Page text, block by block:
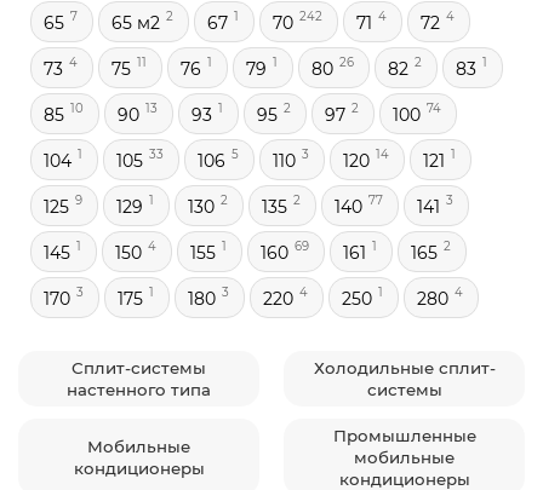
65 7 65 м2 2 67 1 70 242 71 4 72 4
73 4 75 11 76 1 79 1 80 26 82 2 83 1
85 10 90 13 93 1 95 2 97 2 100 74
104 1 105 33 106 5 110 3 120 14 121 1
125 9 129 1 130 2 135 2 140 77 141 3
145 1 150 4 155 1 160 69 161 1 165 2
170 3 175 1 180 3 220 4 250 1 280 4
Сплит-системы
настенного типа
Холодильные сплит-
системы
Мобильные
кондиционеры
Промышленные
мобильные
кондиционеры